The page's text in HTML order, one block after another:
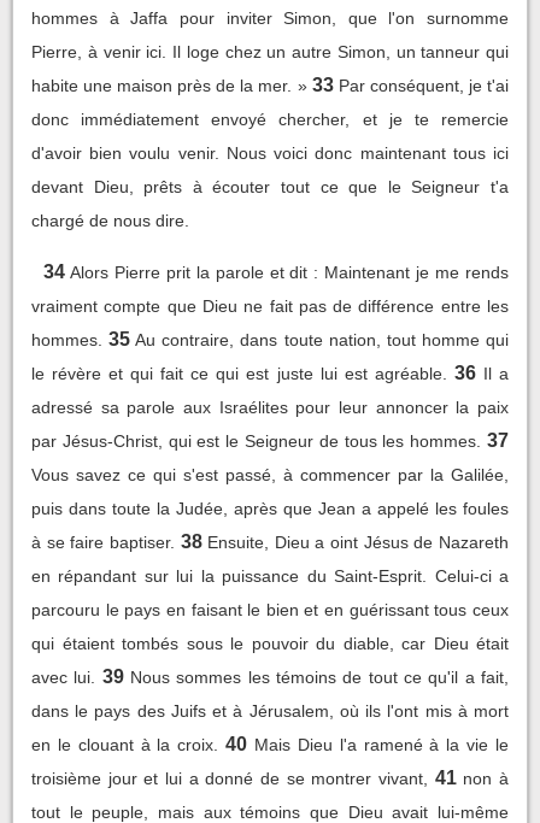
hommes à Jaffa pour inviter Simon, que l'on surnomme
Pierre, à venir ici. Il loge chez un autre Simon, un tanneur qui
habite une maison près de la mer. » 33 Par conséquent, je t'ai
donc immédiatement envoyé chercher, et je te remercie
d'avoir bien voulu venir. Nous voici donc maintenant tous ici
devant Dieu, prêts à écouter tout ce que le Seigneur t'a
chargé de nous dire.
34 Alors Pierre prit la parole et dit : Maintenant je me rends
vraiment compte que Dieu ne fait pas de différence entre les
hommes. 35 Au contraire, dans toute nation, tout homme qui
le révère et qui fait ce qui est juste lui est agréable.
36 Il a
adressé sa parole aux Israélites pour leur annoncer la paix
par Jésus-Christ, qui est le Seigneur de tous les hommes. 37
Vous savez ce qui s'est passé, à commencer par la Galilée,
puis dans toute la Judée, après que Jean a appelé les foules
à se faire baptiser. 38 Ensuite, Dieu a oint Jésus de Nazareth
en répandant sur lui la puissance du Saint-Esprit. Celui-ci a
parcouru le pays en faisant le bien et en guérissant tous ceux
qui étaient tombés sous le pouvoir du diable, car Dieu était
avec lui.
39 Nous sommes les témoins de tout ce qu'il a fait,
dans le pays des Juifs et à Jérusalem, où ils l'ont mis à mort
en le clouant à la croix.
40 Mais Dieu l'a ramené à la vie le
troisième jour et lui a donné de se montrer vivant,
41 non à
tout le peuple, mais aux témoins que Dieu avait lui-même